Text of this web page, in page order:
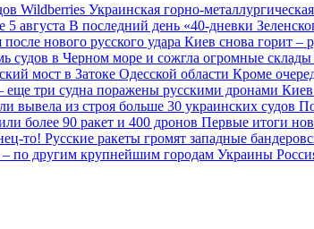
Wildberries Украинская горно-
августа В последний день «40-дневки
нового русского удара Киев снова горит –
судов в Черном море и сожгла огромные
мост в Затоке Одесской области Кроме
три судна поражены русскими дронами Киев
вывела из строя больше 30 украинских судов
более 90 ракет и 400 дронов Первые итоги
то! Русские ракеты громят западные
– по другим крупнейшим городам Украины